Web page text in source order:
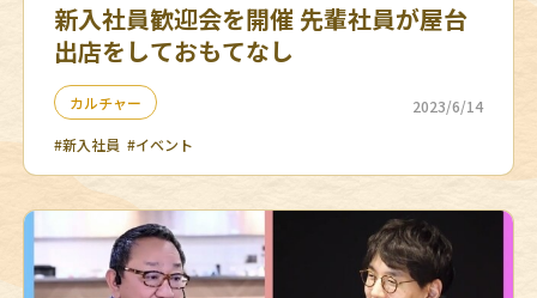
新入社員歓迎会を開催 先輩社員が屋台
出店をしておもてなし
カルチャー
2023/6/14
#新入社員 #イベント